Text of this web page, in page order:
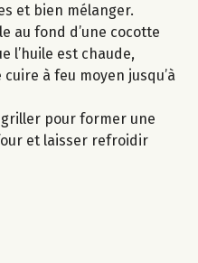
et bien mélanger.
au fond d’une cocotte
l’huile est chaude,
à feu moyen jusqu’à
pour former une
et laisser refroidir